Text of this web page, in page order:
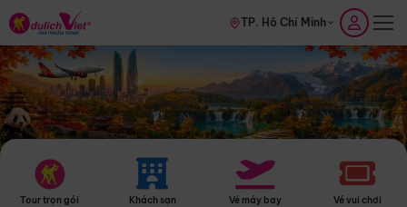
TP. Hồ Chí Minh
Tour trọn gói Khách sạn Vé máy bay Vé vui chơi